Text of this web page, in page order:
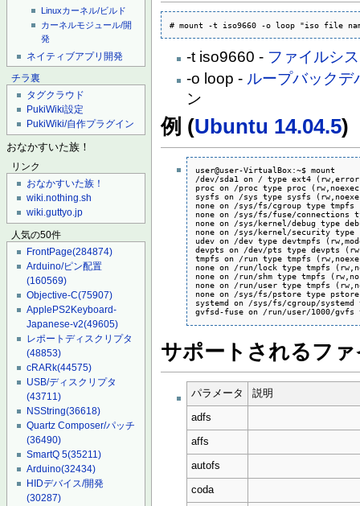
Linuxカーネル/ビルド
カーネルモジュール/開
発
ネイティブアプリ開発
チラ裏
タグクラウド
PukiWiki設定
PukiWiki/自作プラグイン
おなかすいた族！
リンク
おなかすいた族！
wiki.nothing.sh
wiki.guttyo.jp
人気の50件
FrontPage(284874)
Arduino/ピン配置
(160569)
Objective-C(75907)
ApplePS2Keyboard-
Japanese-v2(49605)
レポートディスクリプタ
(48853)
cRARk(44575)
USB/ディスクリプタ
(43711)
NSString(36618)
Quartz Composer/パッチ
(36490)
SmartQ 5(35211)
Arduino(32434)
HIDデバイス/開発
(30287)
# mount -t iso9660 -o loop "iso file
-t iso9660 - ファイルシ
-o loop - ループバックデ
ン
例 (Ubuntu 14.04.5)
user@user-VirtualBox:~$ mount
/dev/sda1 on / type ext4
proc on /proc type proc
sysfs on /sys type sysfs
none on /sys/fs/cgroup type tmpfs
none on /sys/fs/fuse/connections
none on /sys/kernel/debug type
none on /sys/kernel/security
udev on /dev type devtmpfs
devpts on /dev/pts type devpts
tmpfs on /run type tmpfs
none on /run/lock type tmpfs
none on /run/shm type tmpfs
none on /run/user type tmpfs
none on /sys/fs/pstore type
systemd on /sys/fs/cgroup/systemd
サポートされるフ
パラメータ 説明
adfs
affs
autofs
coda